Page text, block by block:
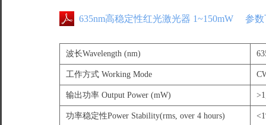
635nm高稳定性红光激光器 1~150mW 参数
波长Wavelength (nm)
工作方式 Working Mode
输出功率 Output Power (mW)
功率稳定性Power Stability(rms, over 4 hours)